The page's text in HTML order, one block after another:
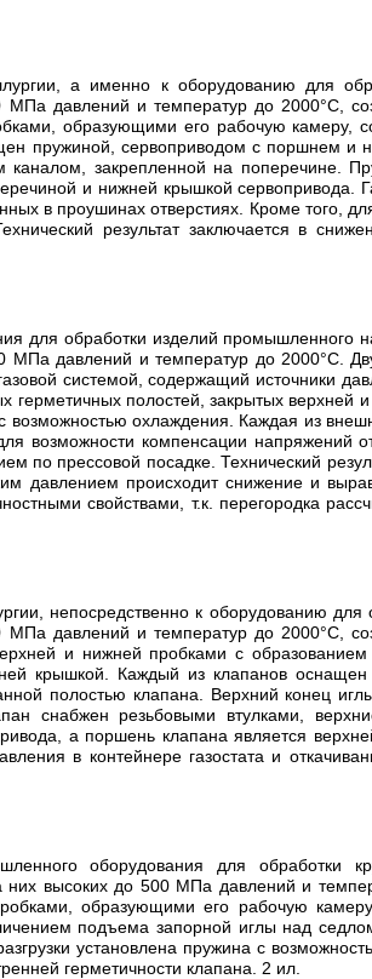
а именно к оборудованию для
давлений и температур до 2000°С,
образующими его рабочую камеру,
пружиной, сервоприводом с поршнем
каналом, закрепленной на поперечине.
и нижней крышкой сервопривода.
в проушинах отверстиях. Кроме того,
результат заключается в
для обработки изделий
давлений и температур до 2000°С.
системой, содержащий источники
герметичных полостей, закрытых
охлаждения. Каждая из
возможности компенсации напряжений
по прессовой посадке. Технический
давлением происходит снижение и
свойствами, т.к. перегородка
непосредственно к оборудованию
давлений и температур до 2000°C,
и нижней пробками с
крышкой. Каждый из клапанов
полостью клапана. Верхний конец
снабжен резьбовыми втулками,
а поршень клапана является
в контейнере газостата и
оборудования для обработки
высоких до 500 МПа давлений и
образующими его рабочую
подъема запорной иглы над
установлена пружина с
герметичности клапана. 2 ил.